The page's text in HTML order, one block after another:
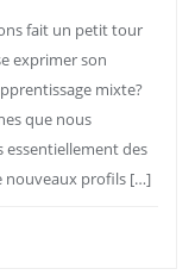
fait un petit tour
exprimer son
mixte?
que nous
essentiellement des
nouveaux profils […]